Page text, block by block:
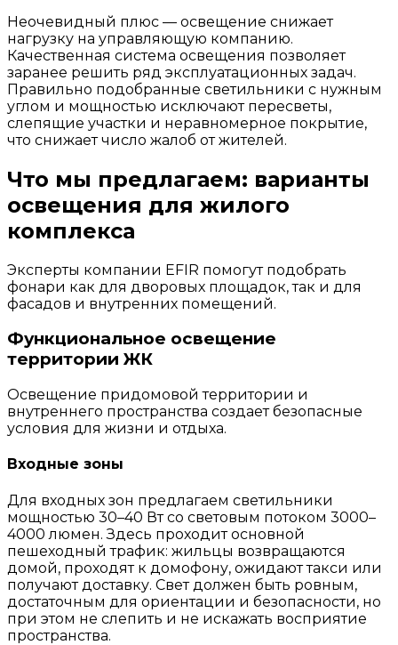
Неочевидный плюс — освещение снижает
нагрузку на управляющую компанию.
Качественная система освещения позволяет
заранее решить ряд эксплуатационных задач.
Правильно подобранные светильники с нужным
углом и мощностью исключают пересветы,
слепящие участки и неравномерное покрытие,
что снижает число жалоб от жителей.
Что мы предлагаем: варианты
освещения для жилого
комплекса
Эксперты компании EFIR помогут подобрать
фонари как для дворовых площадок, так и для
фасадов и внутренних помещений.
Функциональное освещение
территории ЖК
Освещение придомовой территории и
внутреннего пространства создает безопасные
условия для жизни и отдыха.
Входные зоны
Для входных зон предлагаем светильники
мощностью 30–40 Вт со световым потоком 3000–
4000 люмен. Здесь проходит основной
пешеходный трафик: жильцы возвращаются
домой, проходят к домофону, ожидают такси или
получают доставку. Свет должен быть ровным,
достаточным для ориентации и безопасности, но
при этом не слепить и не искажать восприятие
пространства.